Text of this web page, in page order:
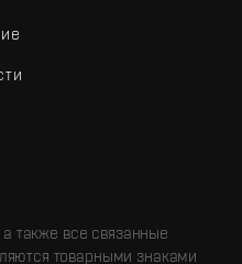
также все связанные
товарными знаками